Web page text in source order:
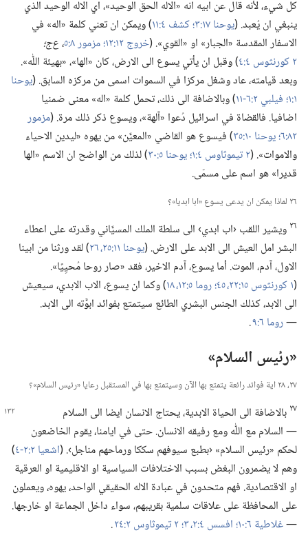
كل شيء،‏ لأنه قال عن ابيه انه «الاله الحق الوحيد»،‏ اي الاله الوحيد الذي
ينبغي ان يُعبد.‏ (‏يوحنا ١٧:‏٣؛‏ كشف ٤:‏١١
‏)‏ ويمكن ان تعني كلمة «اله» في
الاسفار المقدسة «الجبار» او «القوي».‏ (‏خروج ١٢:‏١٢؛‏ مزمور ٨:‏٥ ‏،‏ع‌ج؛‏
٢ كورنثوس ٤:‏٤
‏)‏ وقبل ان يأتي يسوع الى الارض،‏ كان «الها»،‏ «بهيئة اللّٰه».‏
وبعد قيامته،‏ عاد وشغل مركزا في السموات اسمى من مركزه السابق.‏ (‏يوحنا
١:‏١؛‏
فيلبي ٢:‏​٦-‏١١
‏)‏ وبالاضافة الى ذلك،‏ تحمل كلمة «اله» معنى ضمنيا
اضافيا.‏ فالقضاة في اسرائيل دُعوا «آلهة»،‏ ويسوع ذكر ذلك مرة.‏ (‏مزمور
٨٢:‏٦؛‏
يوحنا ١٠:‏٣٥
‏)‏ فيسوع هو القاضي «المعيَّن» من يهوه «ليدين الاحياء
والاموات».‏ (‏٢ تيموثاوس ٤:‏١؛‏ يوحنا ٥:‏٣٠
‏)‏ لذلك من الواضح ان الاسم «الها
قديرا» هو اسم على مسمّى.‏
٢٦ لماذا يمكن ان يدعى يسوع «ابا ابديا»؟‏
٢٦ ويشير اللقب ‹اب ابدي› الى سلطة الملك المسيَّاني وقدرته على اعطاء
البشر امل العيش الى الابد على الارض.‏ (‏يوحنا ١١:‏​٢٥،‏ ٢٦
‏)‏ لقد ورثنا من ابينا
الاول،‏ آدم،‏ الموت.‏ أما يسوع،‏ آدم الاخير،‏ فقد «صار روحا مُحيِيًا».‏
(‏١ كورنثوس ١٥:‏​٢٢،‏ روما ٥:‏​١٢،‏
‏)‏ وكما ان يسوع،‏ الاب الابدي،‏ سيعيش
الى الابد،‏ كذلك الجنس البشري الطائع سيتمتع بفوائد ابوَّته الى الابد.‏
—‏روما ٦:‏٩ .‏
‏«رئيس السلام»‏
٢٧،‏ ٢٨ اية فوائد رائعة يتمتع بها الآن وسيتمتع بها في المستقبل رعايا «رئيس السلام»؟‏
٢٧ بالاضافة الى الحياة الابدية،‏ يحتاج الانسان ايضا الى السلام
—‏ السلام مع اللّٰه ومع رفيقه الانسان.‏ حتى في ايامنا،‏ يقوم الخاضعون
لحكم «رئيس السلام» ‹بطبع سيوفهم سككا ورماحهم مناجل›.‏ (‏اشعيا ٢:‏​٢-‏٤
‏)‏
وهم لا يضمرون البغض بسبب الاختلافات السياسية او الاقليمية او العرقية
او الاقتصادية.‏ فهم متحدون في عبادة الاله الحقيقي الواحد،‏ يهوه،‏ ويعملون
على المحافظة على علاقات سلمية بقريبهم،‏ سواء داخل الجماعة او خارجها.‏
—‏غلاطية ٦:‏١٠؛‏ افسس ٤:‏​٢،‏ ٣؛‏ .‏